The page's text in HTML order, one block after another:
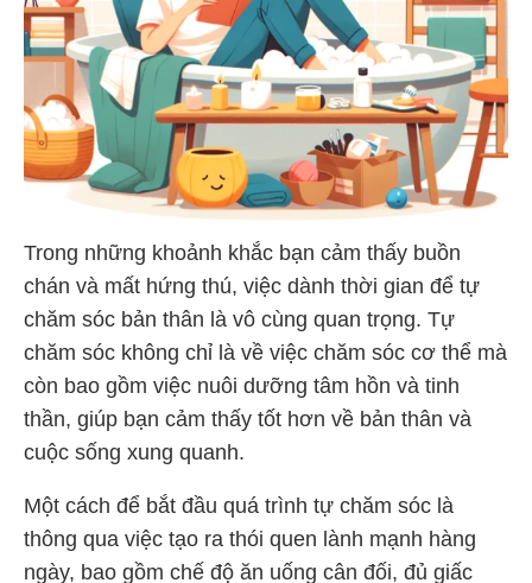
Trong những khoảnh khắc bạn cảm thấy buồn
chán và mất hứng thú, việc dành thời gian để tự
chăm sóc bản thân là vô cùng quan trọng. Tự
chăm sóc không chỉ là về việc chăm sóc cơ thể mà
còn bao gồm việc nuôi dưỡng tâm hồn và tinh
thần, giúp bạn cảm thấy tốt hơn về bản thân và
cuộc sống xung quanh.
Một cách để bắt đầu quá trình tự chăm sóc là
thông qua việc tạo ra thói quen lành mạnh hàng
ngày, bao gồm chế độ ăn uống cân đối, đủ giấc